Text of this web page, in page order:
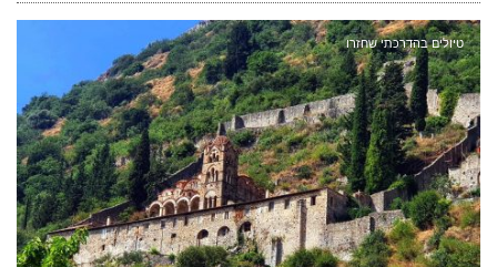
טיולים בהדרכתי שחזרו